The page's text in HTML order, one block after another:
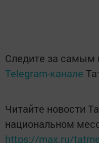
Следите за
Telegram-канале
Читайте новости
национальном
https://max.ru/